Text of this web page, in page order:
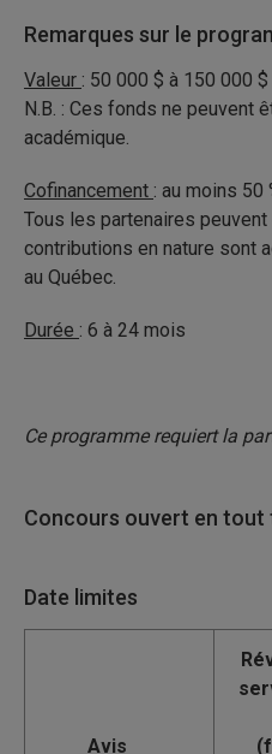
Remarques sur le
Valeur : 50 000 $ à 150 000
N.B. : Ces fonds ne peuvent
académique.
Cofinancement : au moins 50
Tous les partenaires
contributions en nature sont
au Québec.
Durée : 6 à 24 mois
Ce programme requiert la
Concours ouvert en tout
Date limites
Avis